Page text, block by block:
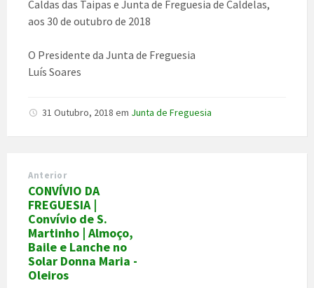
Caldas das Taipas e Junta de Freguesia de Caldelas,
aos 30 de outubro de 2018
O Presidente da Junta de Freguesia
Luís Soares
31 Outubro, 2018 em Junta de Freguesia
Anterior
CONVÍVIO DA
FREGUESIA |
Convívio de S.
Martinho | Almoço,
Baile e Lanche no
Solar Donna Maria -
Oleiros